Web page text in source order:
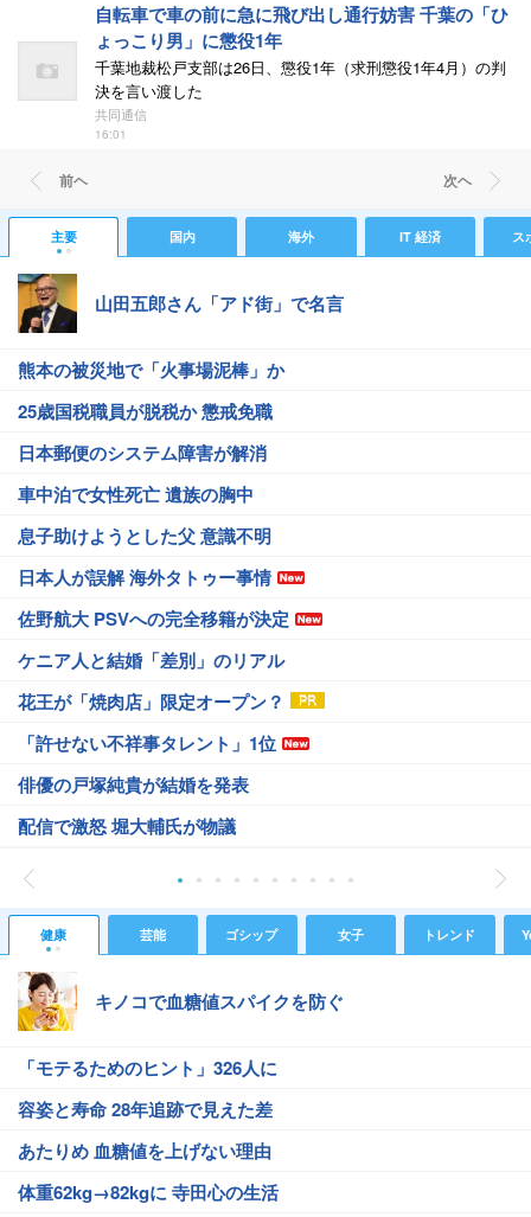
自転車で車の前に急に飛び出し通行妨害 千葉の「ひ
ょっこり男」に懲役1年
千葉地裁松戸支部は26日、懲役1年（求刑懲役1年4月）の判
決を言い渡した
共同通信
16:01
前ヘ 次ヘ
主要 国内 海外 IT 経済 ス
山田五郎さん「アド街」で名言
熊本の被災地で「火事場泥棒」か
25歳国税職員が脱税か 懲戒免職
日本郵便のシステム障害が解消
車中泊で女性死亡 遺族の胸中
息子助けようとした父 意識不明
日本人が誤解 海外タトゥー事情
佐野航大 PSVへの完全移籍が決定
ケニア人と結婚「差別」のリアル
花王が「焼肉店」限定オープン？
「許せない不祥事タレント」1位
俳優の戸塚純貴が結婚を発表
配信で激怒 堀大輔氏が物議
健康 芸能 ゴシップ 女子 トレンド
キノコで血糖値スパイクを防ぐ
「モテるためのヒント」326人に
容姿と寿命 28年追跡で見えた差
あたりめ 血糖値を上げない理由
体重62kg→82kgに 寺田心の生活